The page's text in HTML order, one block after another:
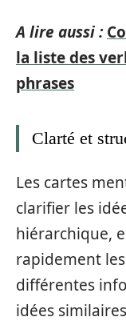
A lire aussi :
la liste des
phrases
Clarté et
Les cartes
clarifier les
hiérarchique,
rapidement
différentes
idées